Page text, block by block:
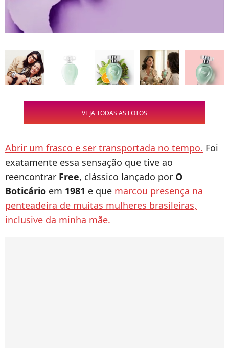
VEJA TODAS AS FOTOS
Abrir um frasco e ser transportada no tempo. Foi
exatamente essa sensação que tive ao
reencontrar Free, clássico lançado por O
Boticário em 1981 e que marcou presença na
penteadeira de muitas mulheres brasileiras,
inclusive da minha mãe.